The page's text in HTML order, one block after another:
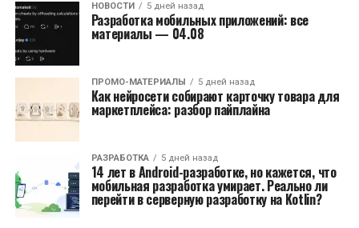
НОВОСТИ 5 дней назад
Разработка мобильных приложений: все
материалы — 04.08
ПРОМО-МАТЕРИАЛЫ 5 дней назад
Как нейросети собирают карточку товара для
маркетплейса: разбор пайплайна
РАЗРАБОТКА 5 дней назад
14 лет в Android-разработке, но кажется, что
мобильная разработка умирает. Реально ли
перейти в серверную разработку на Kotlin?